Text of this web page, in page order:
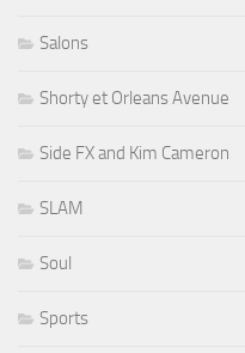
Salons
Shorty et Orleans Avenue
Side FX and Kim Cameron
SLAM
Soul
Sports